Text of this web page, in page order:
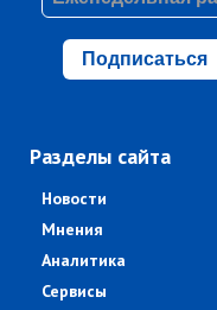
Подписаться
Разделы сайта
Новости
Мнения
Аналитика
Сервисы